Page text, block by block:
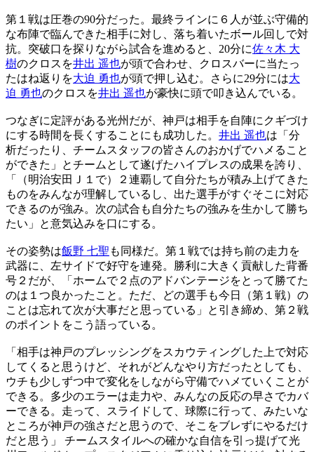
第１戦は圧巻の90分だった。最終ラインに６人が並ぶ守備的
な布陣で臨んできた相手に対し、落ち着いたボール回しで対
抗。突破口を探りながら試合を進めると、20分に佐々木 大
樹のクロスを井出 遥也が頭で合わせ、クロスバーに当たっ
たはね返りを大迫 勇也が頭で押し込む。さらに29分には大
迫 勇也のクロスを井出 遥也が豪快に頭で叩き込んでいる。
つなぎに定評がある光州だが、神戸は相手を自陣にクギづけ
にする時間を長くすることにも成功した。 井出 遥也は「分
析だったり、チームスタッフの皆さんのおかげでハメること
ができた」とチームとして遂げたハイプレスの成果を誇り、
「（明治安田Ｊ１で）２連覇して自分たちが積み上げてきた
ものをみんなが理解しているし、出た選手がすぐそこに対応
できるのが強み。次の試合も自分たちの強みを生かして勝ち
たい」と意気込みを口にする。
その姿勢は飯野 七聖 も同様だ。第１戦では持ち前の走力を
武器に、左サイドで好守を連発。勝利に大きく貢献した背番
号２だが、「ホームで２点のアドバンテージをとって勝てた
のは１つ良かったこと。ただ、どの選手も今日（第１戦）の
ことは忘れて次が大事だと思っている」と引き締め、第２戦
のポイントをこう語っている。
「相手は神戸のプレッシングをスカウティングした上で対応
してくると思うけど、それがどんなやり方だったとしても、
ウチも少しずつ中で変化をしながら守備でハメていくことが
できる。多少のエラーは走力や、みんなの反応の早さでカバ
ーできる。走って、スライドして、球際に行って、みたいな
ところが神戸の強さだと思うので、そこをブレずにやるだけ
だと思う」 チームスタイルへの確かな自信を引っ提げて光